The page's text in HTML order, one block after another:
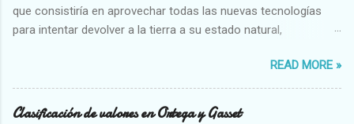
que consistiría en aprovechar todas las nuevas tecnologías
para intentar devolver a la tierra a su estado natural,
READ MORE »
Clasificación de valores en Ortega y Gasset